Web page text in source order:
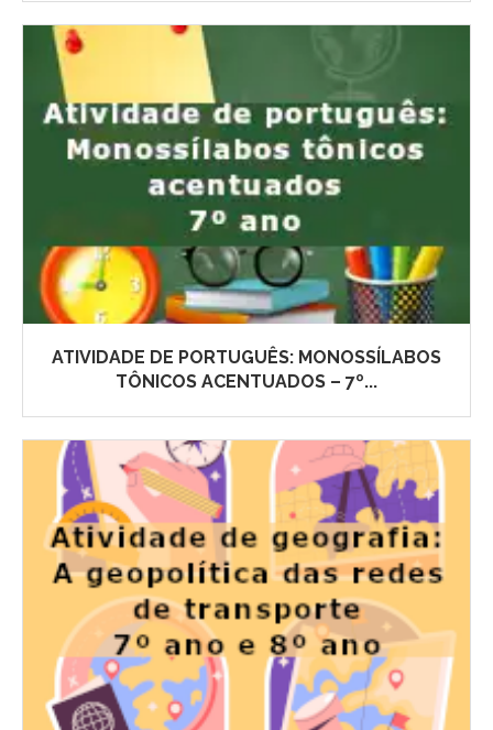
ATIVIDADE DE PORTUGUÊS: MONOSSÍLABOS
TÔNICOS ACENTUADOS – 7º...